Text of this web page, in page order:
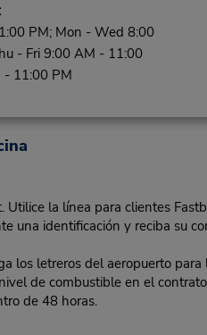
PM; Mon - Wed 8:00
- Fri 9:00 AM - 11:00
- 11:00 PM
Utilice la línea para clientes
una identificación y reciba su
los letreros del aeropuerto
de combustible en el
de 48 horas.